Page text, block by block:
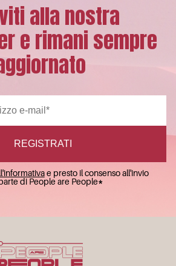
alla nostra
e rimani sempre
e presto il consenso all'invio
di People are People*